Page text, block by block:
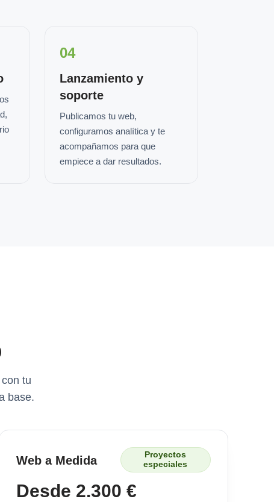
04
Lanzamiento y
soporte
Publicamos tu web,
configuramos analítica y te
acompañamos para que
empiece a dar resultados.
tu
base.
Web a Medida
Proyectos
especiales
Desde 2.300 €